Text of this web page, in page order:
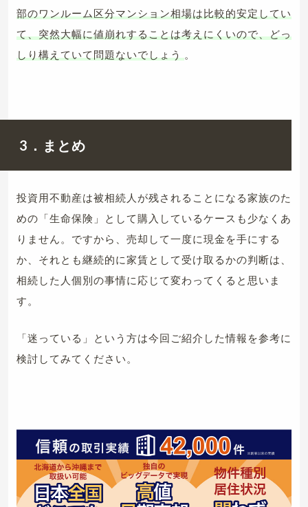
部のワンルーム区分マンション相場は比較的安定してい
て、突然大幅に値崩れすることは考えにくいので、どっ
しり構えていて問題ないでしょう
。
3．まとめ
投資用不動産は被相続人が残されることになる家族のた
めの「生命保険」として購入しているケースも少なくあ
りません。ですから、売却して一度に現金を手にする
か、それとも継続的に家賃として受け取るかの判断は、
相続した人個別の事情に応じて変わってくると思いま
す。
「迷っている」という方は今回ご紹介した情報を参考に
検討してみてください。